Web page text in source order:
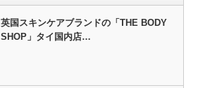
英国スキンケアブランドの「THE BODY
SHOP」タイ国内店…